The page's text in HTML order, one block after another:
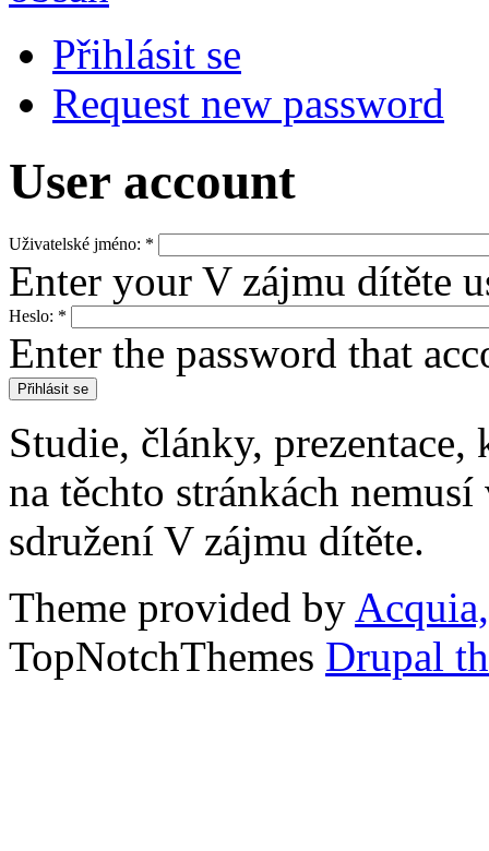
Přihlásit se
Request new password
User account
Uživatelské jméno: *
Enter your V zájmu dítěte
Heslo: *
Enter the password that
Studie, články,
na těchto stránkách
sdružení V zájmu dítěte.
Theme provided by
TopNotchThemes Drupal